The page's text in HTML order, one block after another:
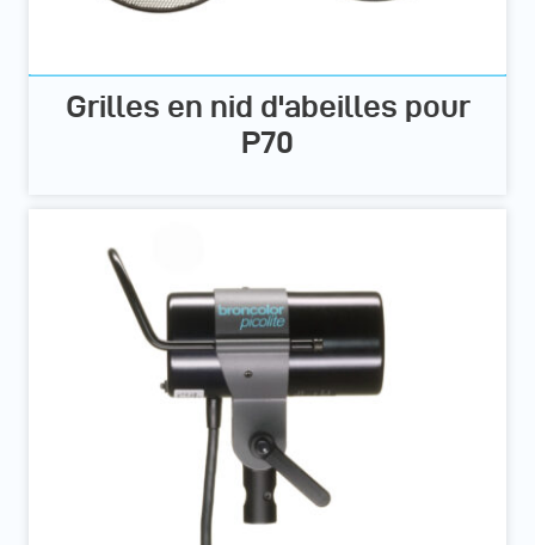
Grilles en nid d'abeilles pour
P70